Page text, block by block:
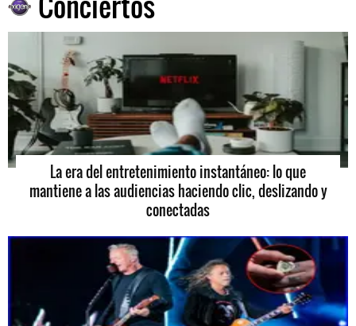
La era del entretenimiento instantáneo: lo que
mantiene a las audiencias haciendo clic, deslizando y
conectadas